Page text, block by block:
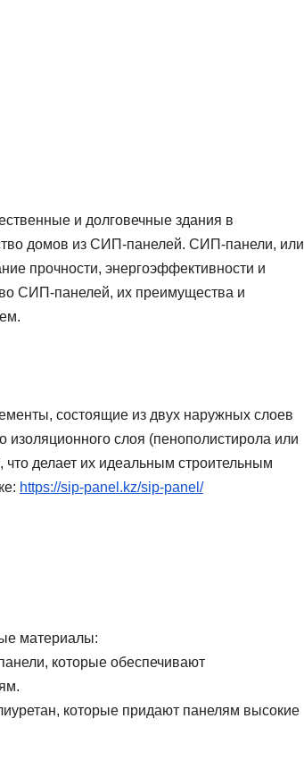
и долговечные здания в
домов из СИП-панелей. СИП-панели, или
прочности, энергоэффективности и
СИП-панелей, их преимущества и
состоящие из двух наружных слоев
слоя (пенополистирола или
делает их идеальным строительным
https://sip-panel.kz/sip-panel/
материалы:
которые обеспечивают
которые придают панелям высокие